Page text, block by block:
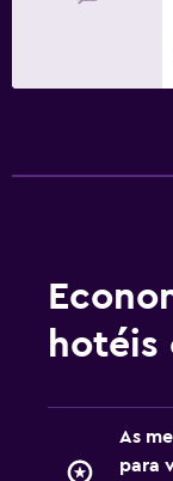
hotéis
As
para